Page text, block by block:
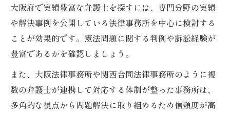
大阪府で実績豊富な弁護士を探すには、専門分野の実績
や解決事例を公開している法律事務所を中心に検討する
ことが効果的です。憲法問題に関する判例や訴訟経験が
豊富であるかを確認しましょう。
また、大阪法律事務所や関西合同法律事務所のように複
数の弁護士が連携して対応する体制が整った事務所は、
多角的な視点から問題解決に取り組めるため信頼度が高